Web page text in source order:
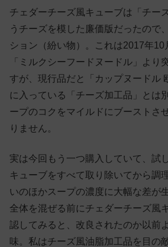
チェダーチーズ風キューブは「チー
うチーズを模した廉価版だったので
ション（紛い物）。これは2017年
「ミルクシーフードヌードル」より
すが、現行品だと「カップヌードル
に入っている「チーズ加工品」とは
ープのコクをマイルドにブーストさ
りません。
実は今回もう一つ購入していて、試
キューブをすべて取り除いてから調
いのほかスープの濃度に大幅な差が
全体を混ぜる前にチェダーチーズ風
認してみると、改良されたのか以前
味。私はチーズ風油脂加工品を目の